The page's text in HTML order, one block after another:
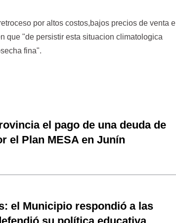
por altos costos,bajos precios de venta e
que "de persistir esta situacion climatologica
fina".
el pago de una deuda de
el Plan MESA en Junín
el Municipio respondió a las